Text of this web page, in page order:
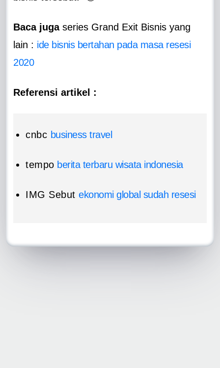
Baca jugaseries Grand Exit Bisnis yang
lain : ide bisnis bertahan pada masa resesi
2020
Referensi artikel :
cnbc business travel
tempo berita terbaru wisata indonesia
IMG Sebutekonomi global sudah resesi